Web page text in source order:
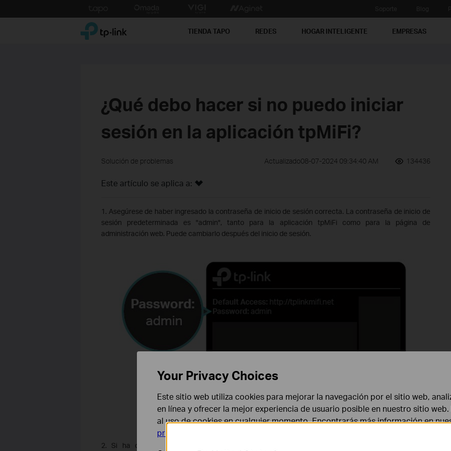
to
TP-Link, Reliably Smart TIENDA TAPO REDES HOGAR INTELIGENTE EMPRESAS
¿Qué debo hacer si no puedo iniciar
sesión en la aplicación tpMiFi?
Solución de problemas Actualizado08-07-2024 09:34:40 AM 134436
Este artículo se aplica a:
1. Asegúrese de haber ingresado la contraseña de inicio de sesión correcta. La contraseña de inicio de
sesión predeterminada es "admin", tanto para la aplicación tpMiFi como para la página de
administración web. Puede cambiarlo después del inicio de sesión.
2. Si ha cambiado la contraseña predeterminada y la olvidó, restablezca su dispositivo a la
Your Privacy Choices
Este sitio web utiliza cookies para mejorar la navegación por el sitio web,
en línea y ofrecer la mejor experiencia de usuario posible en nuestro sitio
al uso de cookies en cualquier momento. Encontrarás más información en
privacidad